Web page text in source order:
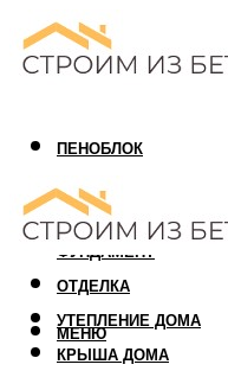
ПЕНОБЛОК
ГАЗОБЛОК
АРБОЛИТОВЫЙ БЛОК
ФУНДАМЕНТ
ОТДЕЛКА
УТЕПЛЕНИЕ ДОМА
КРЫША ДОМА
МЕНЮ